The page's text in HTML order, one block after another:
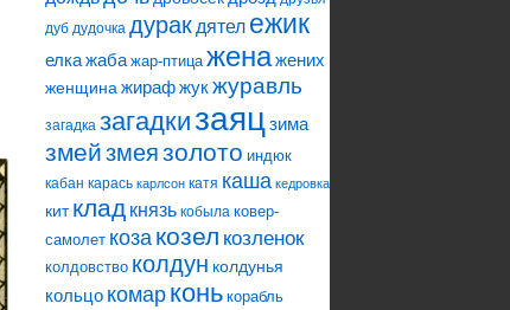
дуб дудочка дурак дятел ежик
елкажаба жар-птица женажених
женщина жирафжукжуравль
загадка загадкизаяцзима
змейзмеязолото индюк
кабан карась карлсон катя каша кедровка
кит клад князь кобыла ковер-
самолет козакозел козленок
колдовство колдун колдунья
кольцо комар конь корабль